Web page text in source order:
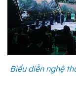
Biểu diễn nghệ